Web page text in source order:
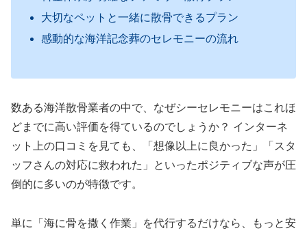
大切なペットと一緒に散骨できるプラン
感動的な海洋記念葬のセレモニーの流れ
数ある海洋散骨業者の中で、なぜシーセレモニーはこれほ
どまでに高い評価を得ているのでしょうか？ インターネ
ット上の口コミを見ても、「想像以上に良かった」「スタ
ッフさんの対応に救われた」といったポジティブな声が圧
倒的に多いのが特徴です。
単に「海に骨を撒く作業」を代行するだけなら、もっと安